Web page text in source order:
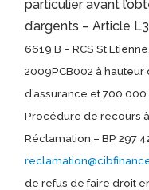
particulier avant
d’argents – Article
6619 B – RCS St
2009PCB002 à
d’assurance et 700.000
Procédure de recours à
Réclamation – BP 297
de refus de faire droit